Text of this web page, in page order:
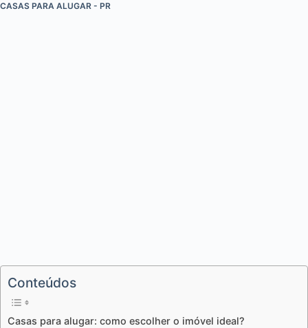
CASAS PARA ALUGAR - PR
Conteúdos
Casas para alugar: como escolher o imóvel ideal?